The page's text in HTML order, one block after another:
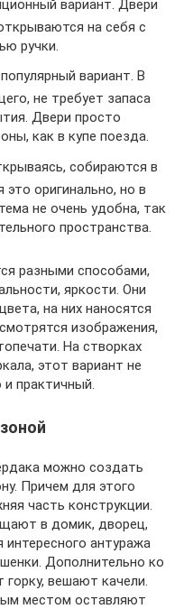
вариант. Двери
на себя с
ручки.
вариант. В
не требует запаса
Двери просто
как в купе поезда.
собираются в
оригинально, но в
не очень удобна, так
пространства.
разными способами,
яркости. Они
на них наносятся
изображения,
На створках
этот вариант не
практичный.
можно создать
Причем для этого
часть конструкции.
в домик, дворец,
антуража
Дополнительно ко
вешают качели.
местом оставляют